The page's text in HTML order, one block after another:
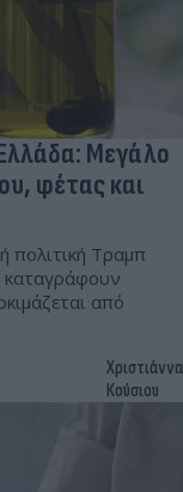
Μεγάλο
φέτας και
πολιτική Τραμπ
καταγράφουν
από
Χριστιάννα
Κούσιου